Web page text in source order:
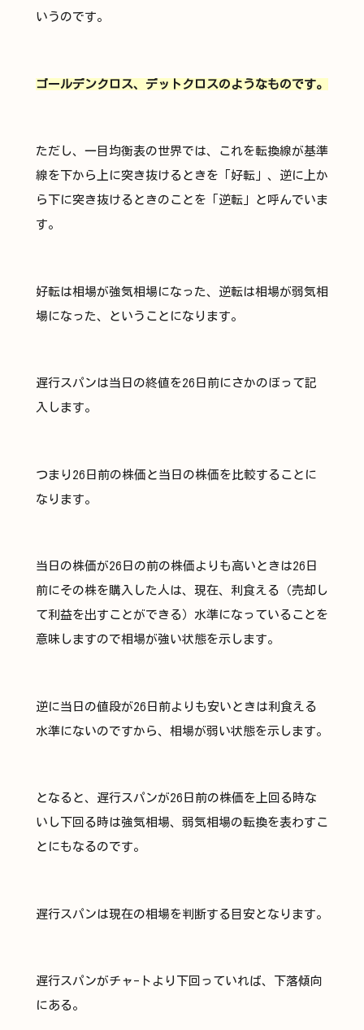
いうのです。
ゴールデンクロス、デットクロスのようなものです。
ただし、一目均衡表の世界では、これを転換線が基準
線を下から上に突き抜けるときを「好転」、逆に上か
ら下に突き抜けるときのことを「逆転」と呼んでいま
す。
好転は相場が強気相場になった、逆転は相場が弱気相
場になった、ということになります。
遅行スパンは当日の終値を26日前にさかのぼって記
入します。
つまり26日前の株価と当日の株価を比較することに
なります。
当日の株価が26日の前の株価よりも高いときは26日
前にその株を購入した人は、現在、利食える（売却し
て利益を出すことができる）水準になっていることを
意味しますので相場が強い状態を示します。
逆に当日の値段が26日前よりも安いときは利食える
水準にないのですから、相場が弱い状態を示します。
となると、遅行スパンが26日前の株価を上回る時な
いし下回る時は強気相場、弱気相場の転換を表わすこ
とにもなるのです。
遅行スパンは現在の相場を判断する目安となります。
遅行スパンがチャ-トより下回っていれば、下落傾向
にある。